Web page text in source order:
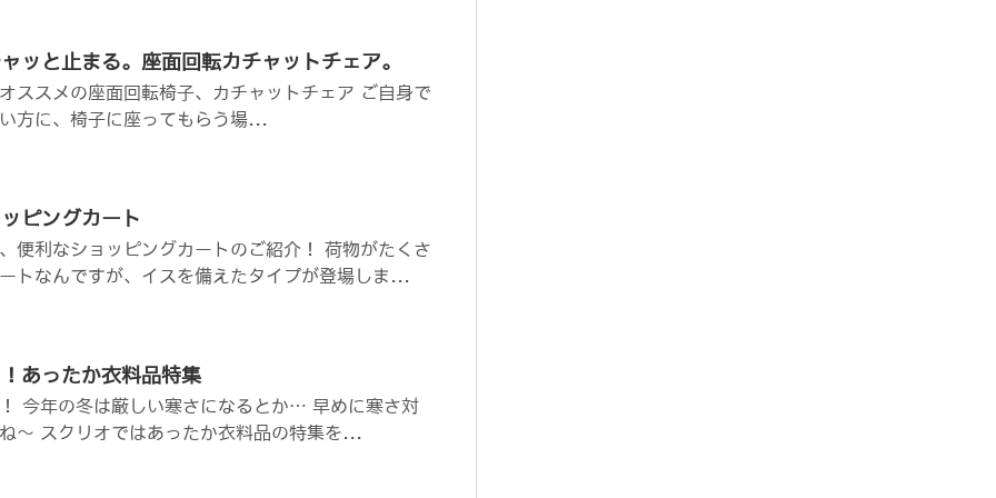
ッと止まる。座面回転カチャットチェア。
ススメの座面回転椅子、カチャットチェア ご自身で
方に、椅子に座ってもらう場...
ピングカート
便利なショッピングカートのご紹介！ 荷物がたくさ
トなんですが、イスを備えたタイプが登場しま...
あったか衣料品特集
今年の冬は厳しい寒さになるとか… 早めに寒さ対
～ スクリオではあったか衣料品の特集を...